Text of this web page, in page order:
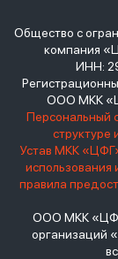
Общество с
компания
ИНН:
ООО МКК
Персональный
Устав МКК
использования
правила
ООО МКК
организаций